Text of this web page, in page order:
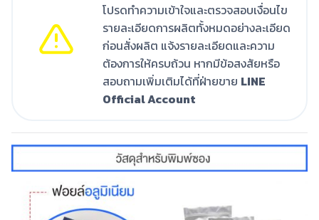
โปรดทำความเข้าใจและตรวจสอบเงื่อนไข
รายละเอียดการผลิตทั้งหมดอย่างละเอียด
ก่อนสั่งผลิต แจ้งรายละเอียดและความ
ต้องการให้ครบถ้วน หากมีข้อสงสัยหรือ
สอบถามเพิ่มเติมได้ที่ฝ่ายขาย LINE
Official Account